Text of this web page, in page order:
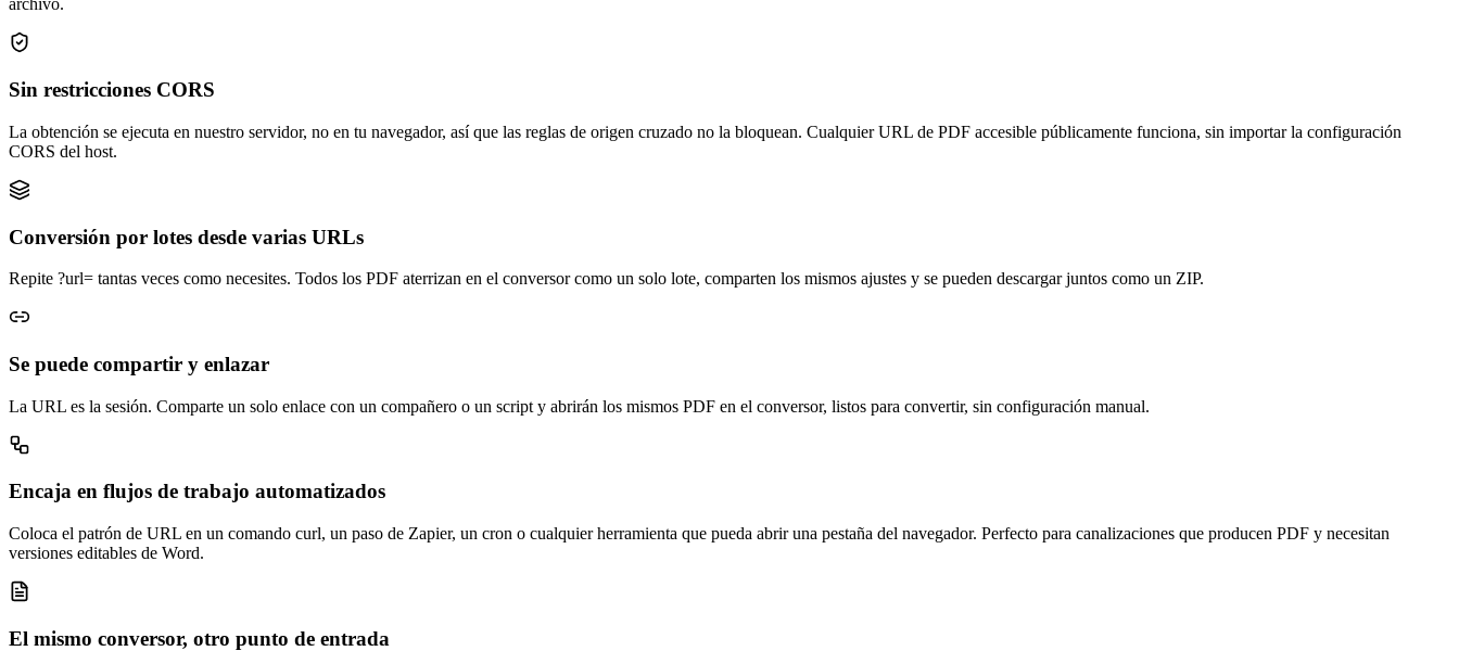
archivo.
Sin restricciones CORS
La obtención se ejecuta en nuestro servidor, no en tu navegador, así que las reglas de origen cruzado no la bloquean. Cualquier URL de PDF accesible públicamente funciona, sin importar la configuración
CORS del host.
Conversión por lotes desde varias URLs
Repite ?url= tantas veces como necesites. Todos los PDF aterrizan en el conversor como un solo lote, comparten los mismos ajustes y se pueden descargar juntos como un ZIP.
Se puede compartir y enlazar
La URL es la sesión. Comparte un solo enlace con un compañero o un script y abrirán los mismos PDF en el conversor, listos para convertir, sin configuración manual.
Encaja en flujos de trabajo automatizados
Coloca el patrón de URL en un comando curl, un paso de Zapier, un cron o cualquier herramienta que pueda abrir una pestaña del navegador. Perfecto para canalizaciones que producen PDF y necesitan
versiones editables de Word.
El mismo conversor, otro punto de entrada